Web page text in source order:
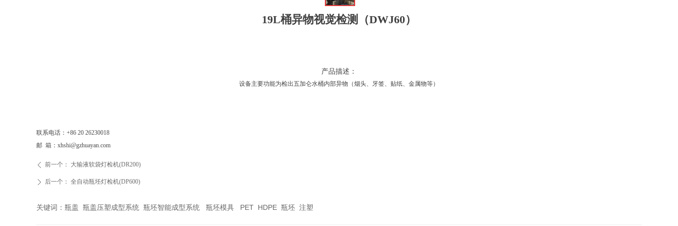
19L桶异物视觉检测（DWJ60）
ꄴ 前一个： 大输液软袋灯检机(DR200)
ꄲ 后一个： 全自动瓶坯灯检机(DP600)
产品描述：
设备主要功能为检出五加仑水桶内部异物（烟头、牙签、贴纸、金属物等）
联系电话：+86 20 26230018
邮 箱：xhshi@gzhuayan.com
关键词：瓶盖 瓶盖压塑成型系统 瓶坯智能成型系统 瓶坯模具 PET HDPE 瓶坯 注塑